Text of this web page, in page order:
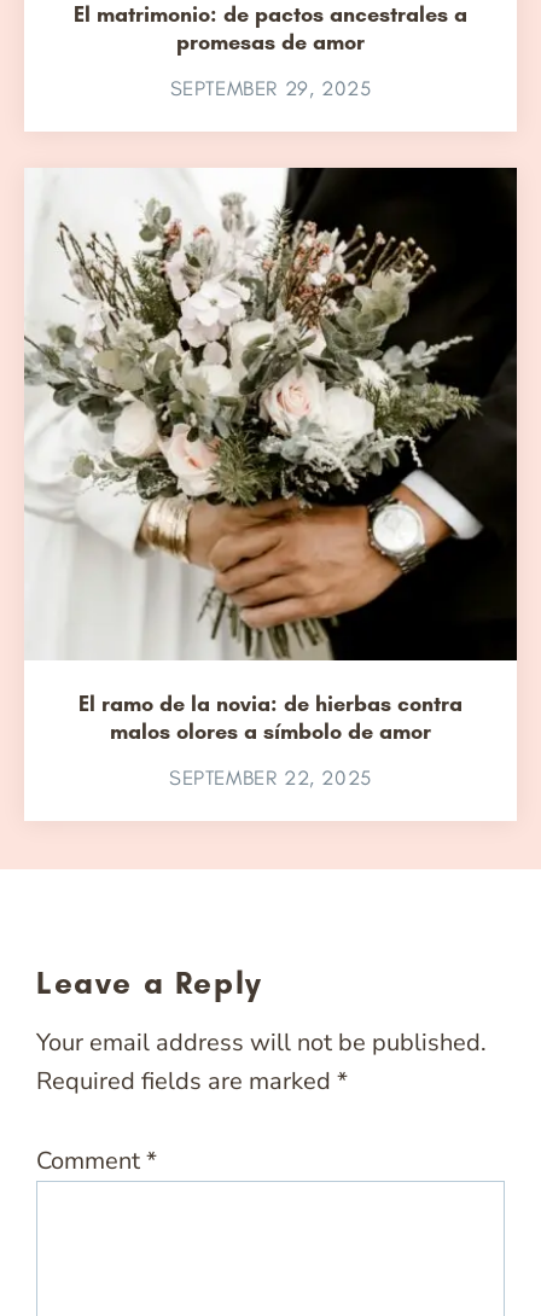
El matrimonio: de pactos ancestrales a
promesas de amor
SEPTEMBER 29, 2025
El ramo de la novia: de hierbas contra
malos olores a símbolo de amor
SEPTEMBER 22, 2025
Leave a Reply
Your email address will not be published.
Required fields are marked *
Comment*